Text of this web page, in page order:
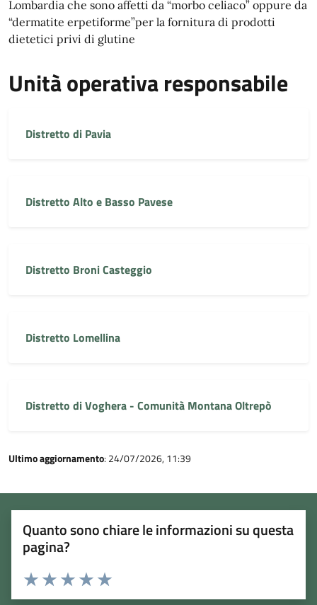
Lombardia che sono affetti da “morbo celiaco” oppure da
“dermatite erpetiforme”per la fornitura di prodotti
dietetici privi di glutine
Unità operativa responsabile
Distretto di Pavia
Distretto Alto e Basso Pavese
Distretto Broni Casteggio
Distretto Lomellina
Distretto di Voghera - Comunità Montana Oltrepò
Ultimo aggiornamento: 24/07/2026, 11:39
Quanto sono chiare le informazioni su questa
pagina?
Rating:
Valuta 5 stelle su 5
Valuta 4 stelle su 5
Valuta 3 stelle su 5
Valuta 2 stelle su 5
Valuta 1 stelle su 5